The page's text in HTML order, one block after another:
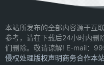
本站所发布的全部内容源于互
参考，请在下载后24小时内删
们删除。敬请谅解! E-mail：
侵权处理版权声明商务合作本